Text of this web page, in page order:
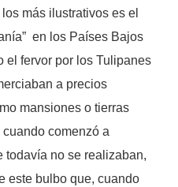
más ilustrativos es el
en los Países Bajos
el fervor por los Tulipanes
a precios
mansiones o tierras
comenzó a
todavía no se realizaban,
este bulbo que, cuando